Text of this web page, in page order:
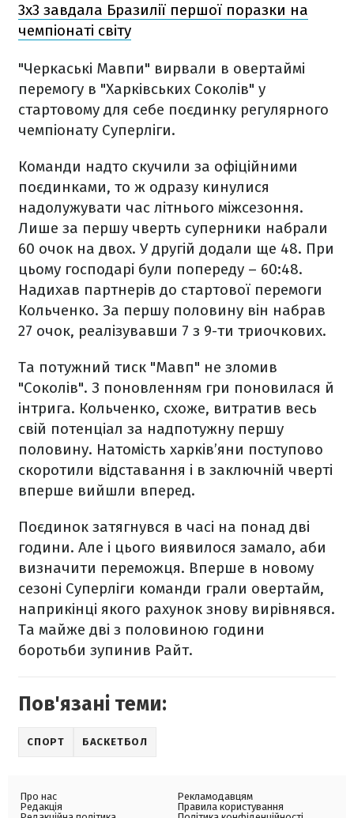
3х3 завдала Бразилії першої поразки на
чемпіонаті світу
"Черкаські Мавпи" вирвали в овертаймі
перемогу в "Харківських Соколів" у
стартовому для себе поєдинку регулярного
чемпіонату Суперліги.
Команди надто скучили за офіційними
поєдинками, то ж одразу кинулися
надолужувати час літнього міжсезоння.
Лише за першу чверть суперники набрали
60 очок на двох. У другій додали ще 48. При
цьому господарі були попереду – 60:48.
Надихав партнерів до стартової перемоги
Кольченко. За першу половину він набрав
27 очок, реалізувавши 7 з 9-ти триочкових.
Та потужний тиск "Мавп" не зломив
"Соколів". З поновленням гри поновилася й
інтрига. Кольченко, схоже, витратив весь
свій потенціал за надпотужну першу
половину. Натомість харків’яни поступово
скоротили відставання і в заключній чверті
вперше вийшли вперед.
Поєдинок затягнувся в часі на понад дві
години. Але і цього виявилося замало, аби
визначити переможця. Вперше в новому
сезоні Суперліги команди грали овертайм,
наприкінці якого рахунок знову вирівнявся.
Та майже дві з половиною години
боротьби зупинив Райт.
Пов'язані теми:
СПОРТ БАСКЕТБОЛ
Про нас
Редакція
Рекламодавцям
Правила користування